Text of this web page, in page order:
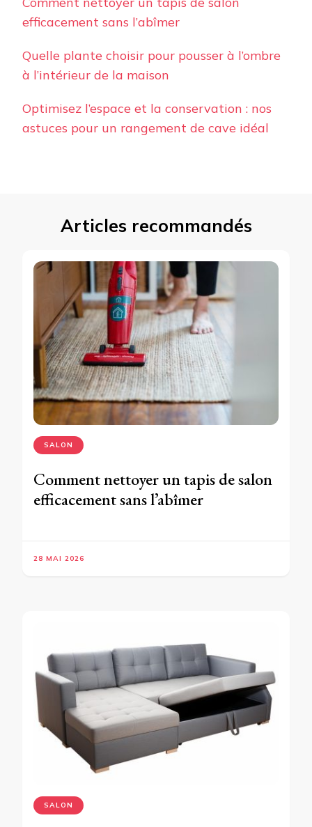
efficacement sans l’abîmer
Quelle plante choisir pour pousser à l’ombre
à l’intérieur de la maison
Optimisez l’espace et la conservation : nos
astuces pour un rangement de cave idéal
Articles recommandés
SALON
Comment nettoyer un tapis de salon
efficacement sans l’abîmer
28 MAI 2026
SALON